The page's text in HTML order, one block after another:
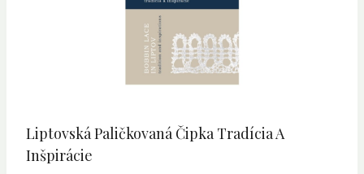
Liptovská Paličkovaná Čipka Tradícia A
Inšpirácie